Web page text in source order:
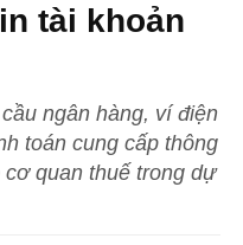
tài khoản
ngân hàng, ví điện
toán cung cấp thông
quan thuế trong dự